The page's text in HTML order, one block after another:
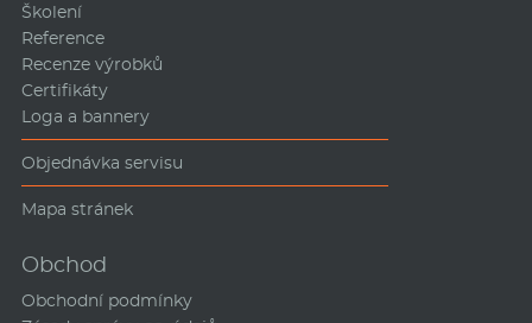
Školení
Reference
Recenze výrobků
Certifikáty
Loga a bannery
Objednávka servisu
Mapa stránek
Obchod
Obchodní podmínky